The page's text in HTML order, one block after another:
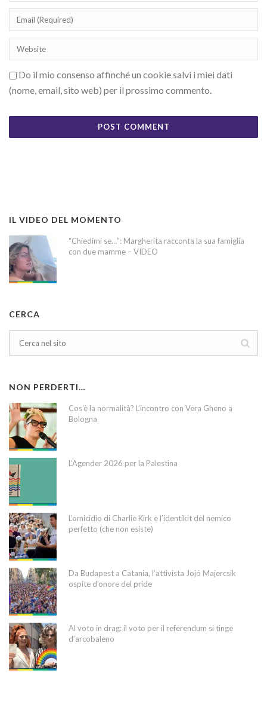
Do il mio consenso affinché un cookie salvi i miei dati
(nome, email, sito web) per il prossimo commento.
IL VIDEO DEL MOMENTO
“Chiedimi se…”: Margherita racconta la sua famiglia
con due mamme – VIDEO
CERCA
NON PERDERTI…
Cos’è la normalità? L’incontro con Vera Gheno a
Bologna
L’Agender 2026 per la Palestina
L’omicidio di Charlie Kirk e l’identikit del nemico
perfetto (che non esiste)
Da Budapest a Catania, l’attivista Jojó Majercsik
ospite d’onore del pride
Al voto in drag: il voto per il referendum si tinge
d’arcobaleno